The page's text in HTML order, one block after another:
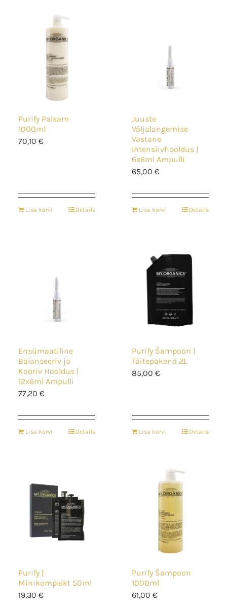
Purify Palsam
1000ml
70,10 €
Lisa korvi Details
Juuste
Väljalangemise
Vastane
Intensiivhooldus |
6x6ml Ampulli
65,00 €
Lisa korvi Details
Ensümaatiline
Balanseeriv ja
Kooriv Hooldus |
12x6ml Ampulli
77,20 €
Lisa korvi Details
Purify Šampoon |
Täitepakend 2L
85,00 €
Lisa korvi Details
Purify |
Minikomplekt 50ml
19,30 €
Purify Šampoon
1000ml
61,00 €